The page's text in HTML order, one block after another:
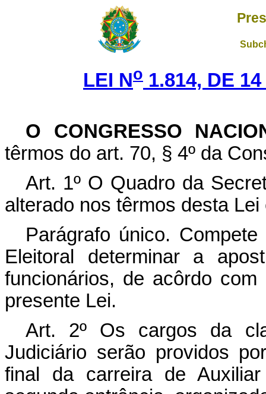
LEI No 1.814, DE
O CONGRESSO
têrmos do art. 70, § 4º da
Art. 1º O Quadro da
alterado nos têrmos desta
Parágrafo único.
Eleitoral determinar a
funcionários, de acôrdo
presente Lei.
Art. 2º Os cargos da
Judiciário serão providos
final da carreira de